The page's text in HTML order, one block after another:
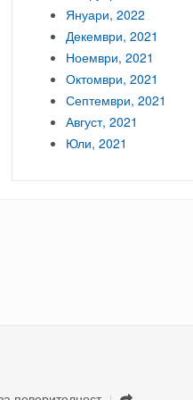
Януари, 2022
Декември, 2021
Ноември, 2021
Октомври, 2021
Септември, 2021
Август, 2021
Юли, 2021